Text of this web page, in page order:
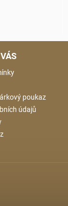
poukaz
údajů